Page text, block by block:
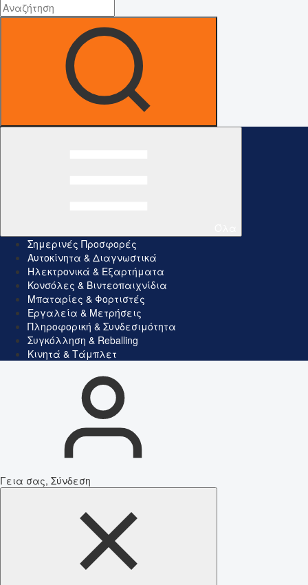
Σημερινές Προσφορές
Αυτοκίνητα & Διαγνωστικά
Ηλεκτρονικά & Εξαρτήματα
Κονσόλες & Βιντεοπαιχνίδια
Μπαταρίες & Φορτιστές
Εργαλεία & Μετρήσεις
Πληροφορική & Συνδεσιμότητα
Συγκόλληση & Reballing
Κινητά & Τάμπλετ
Γεια σας, Σύνδεση